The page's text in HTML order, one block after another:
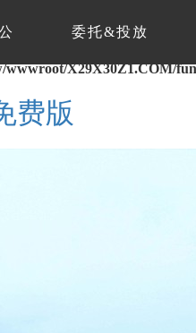
wwwroot/X29X30Z1.COM/
费版
委托&投放